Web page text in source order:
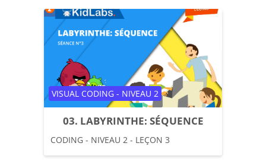
03. LABYRINTHE: SÉQUENCE
Catégorie de cours
VISUAL CODING - NIVEAU 2
CODING - NIVEAU 2 - LEÇON 3